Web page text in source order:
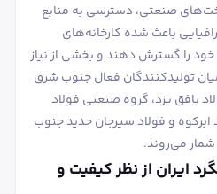
صنعتی، دسترسی به منابع
باعث شده کارخانه‌های
را گسترش دهند و بخشی از نیاز
میان تولیدکنندگان فعال جنوب شرق
بافق یزد، گروه صنعتی فولاد
و فولاد سیرجان حدید جنوب
شمار می‌روند.
ایران از نظر کیفیت و